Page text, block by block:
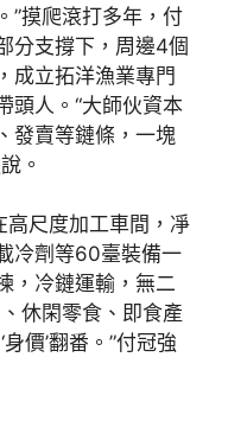
”摸爬滾打多年，付
分支撐下，周邊4個
成立拓洋漁業專門
頭人。“大師伙資本
發賣等鏈條，一塊
。
高尺度加工車間，凈
冷劑等60臺裝備一
，冷鏈運輸，無二
休閑零食、即食產
價’翻番。”付冠強